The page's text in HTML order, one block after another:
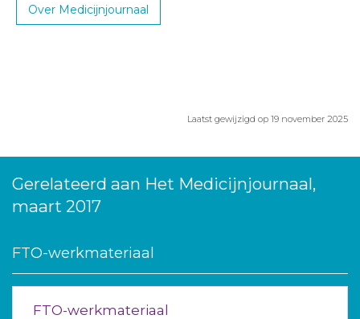
Over Medicijnjournaal
Laatst gewijzigd op 19 november 2025
Gerelateerd aan Het Medicijnjournaal,
maart 2017
FTO-werkmateriaal
FTO-werkmateriaal